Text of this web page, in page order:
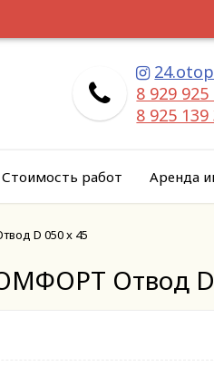
8 929 925
8 925 139
Стоимость работ Аренда
D 050 x 45
Отвод D